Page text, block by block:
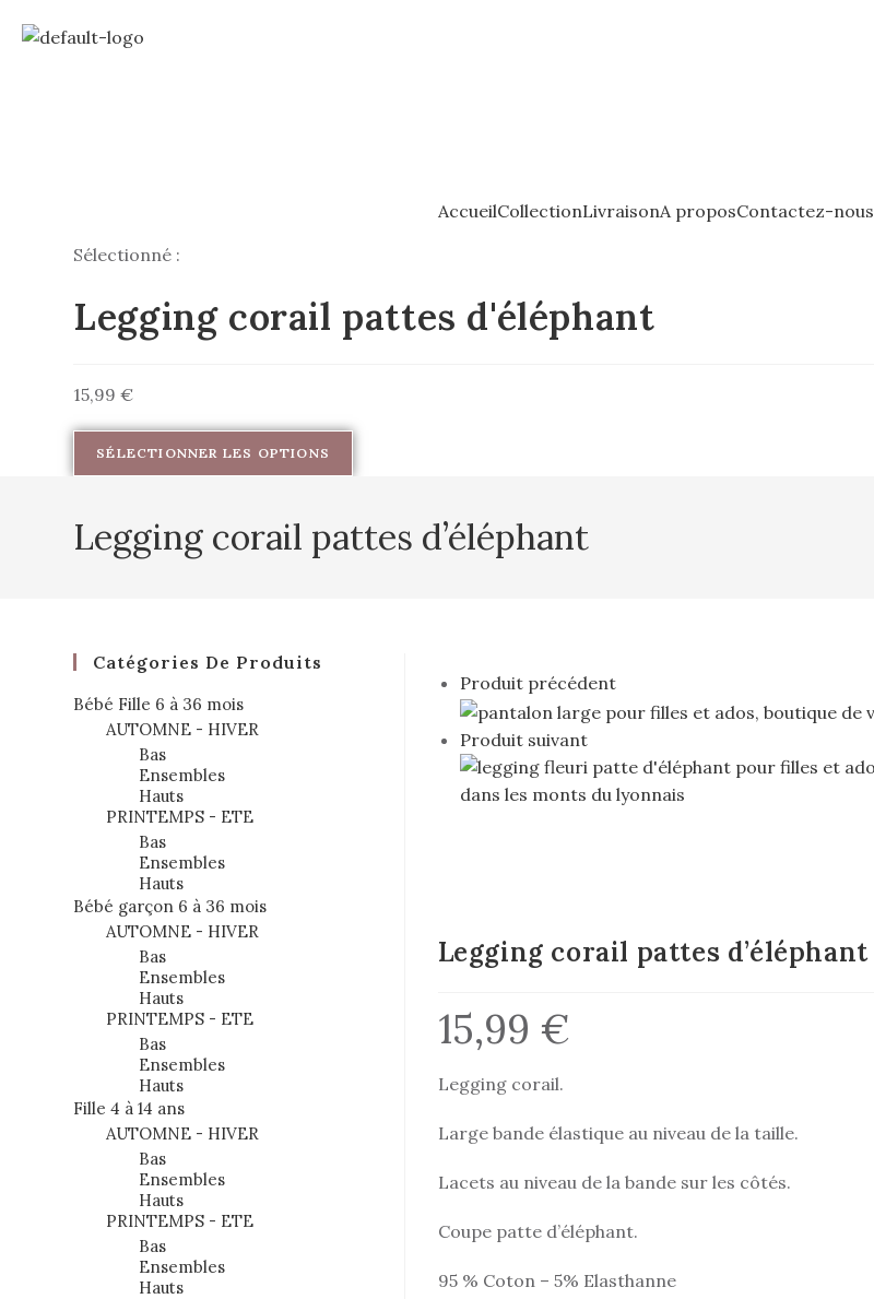
AccueilCollectionLivraisonA proposContactez-nous
Sélectionné :
Legging corail pattes d'éléphant
15,99€
SÉLECTIONNER LES OPTIONS
Legging corail pattes d’éléphant
Produit précédent
Produit suivant
Legging corail pattes d’éléphant
15,99 €
Legging corail.
Large bande élastique au niveau de la taille.
Lacets au niveau de la bande sur les côtés.
Coupe patte d’éléphant.
95 % Coton – 5% Elasthanne
Catégories De Produits
Bébé Fille 6 à 36 mois
AUTOMNE - HIVER
Bas
Ensembles
Hauts
PRINTEMPS - ETE
Bas
Ensembles
Hauts
Bébé garçon 6 à 36 mois
AUTOMNE - HIVER
Bas
Ensembles
Hauts
PRINTEMPS - ETE
Bas
Ensembles
Hauts
Fille 4 à 14 ans
AUTOMNE - HIVER
Bas
Ensembles
Hauts
PRINTEMPS - ETE
Bas
Ensembles
Hauts